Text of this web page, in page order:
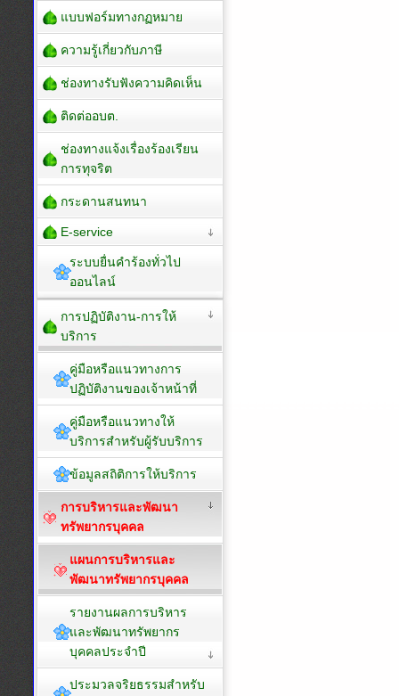
แบบฟอร์มทางกฏหมาย
ความรู้เกี่ยวกับภาษี
ช่องทางรับฟังความคิดเห็น
ติดต่ออบต.
ช่องทางแจ้งเรื่องร้องเรียน
การทุจริต
กระดานสนทนา
E-service
ระบบยื่นคำร้องทั่วไป
ออนไลน์
การปฏิบัติงาน-การให้
บริการ
คู่มือหรือแนวทางการ
ปฏิบัติงานของเจ้าหน้าที่
คู่มือหรือแนวทางให้
บริการสำหรับผู้รับบริการ
ข้อมูลสถิติการให้บริการ
การบริหารและพัฒนา
ทรัพยากรบุคคล
แผนการบริหารและ
พัฒนาทรัพยากรบุคคล
รายงานผลการบริหาร
และพัฒนาทรัพยากร
บุคคลประจำปี
ประมวลจริยธรรมสำหรับ